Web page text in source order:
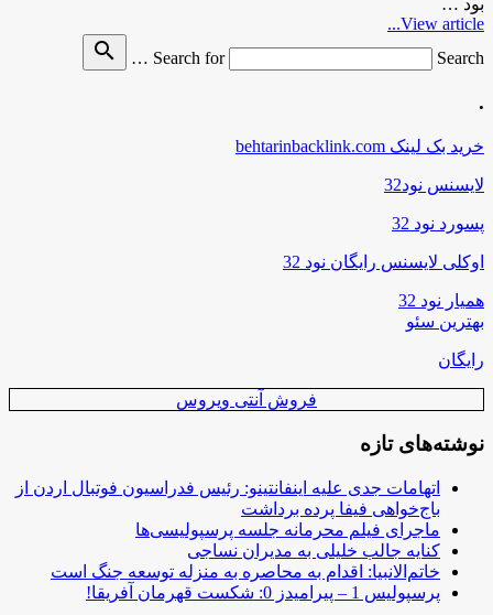
View article...
Search for
Search …
search
.
خرید بک لینک behtarinbacklink.com
لایسنس نود32
پسورد نود 32
اوکلی لایسنس رایگان نود 32
همیار نود 32
بهترین سئو
رایگان
فروش آنتی ویروس
نوشته‌های تازه
اتهامات جدی علیه اینفانتینو: رئیس فدراسیون فوتبال اردن از
باج‌خواهی فیفا پرده برداشت
ماجرای فیلم محرمانه جلسه پرسپولیسی‌ها
کنایه جالب خلیلی به مدیران نساجی
خاتم‌الانبیا: اقدام به محاصره به منزله توسعه جنگ است
پرسپولیس 1 – پیرامیدز 0: شکست قهرمان آفریقا!